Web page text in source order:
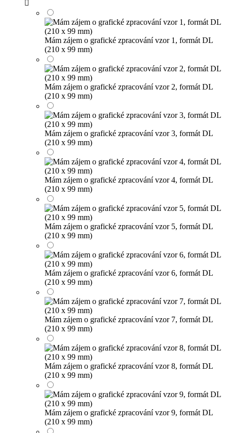
Mám zájem o grafické zpracování vzor 1, formát DL
(210 x 99 mm)
Mám zájem o grafické zpracování vzor 2, formát DL
(210 x 99 mm)
Mám zájem o grafické zpracování vzor 3, formát DL
(210 x 99 mm)
Mám zájem o grafické zpracování vzor 4, formát DL
(210 x 99 mm)
Mám zájem o grafické zpracování vzor 5, formát DL
(210 x 99 mm)
Mám zájem o grafické zpracování vzor 6, formát DL
(210 x 99 mm)
Mám zájem o grafické zpracování vzor 7, formát DL
(210 x 99 mm)
Mám zájem o grafické zpracování vzor 8, formát DL
(210 x 99 mm)
Mám zájem o grafické zpracování vzor 9, formát DL
(210 x 99 mm)